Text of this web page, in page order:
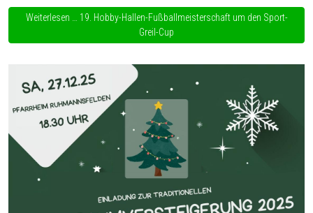
Weiterlesen … 19. Hobby-Hallen-Fußballmeisterschaft um den Sport-
Greil-Cup